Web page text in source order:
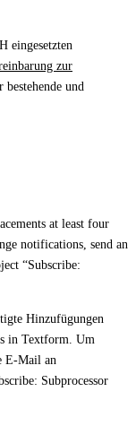
eingesetzten
zur
bestehende und
at least four
notifications, send an
“Subscribe:
Hinzufügungen
in Textform. Um
E-Mail an
Subprocessor